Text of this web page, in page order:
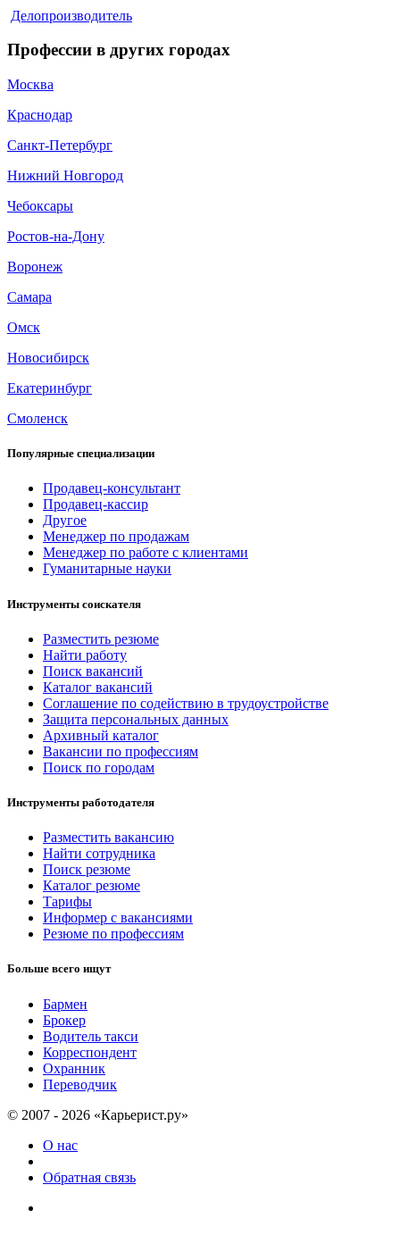
Делопроизводитель
Профессии в других городах
Москва
Краснодар
Санкт-Петербург
Нижний Новгород
Чебоксары
Ростов-на-Дону
Воронеж
Самара
Омск
Новосибирск
Екатеринбург
Смоленск
Популярные специализации
Продавец-консультант
Продавец-кассир
Другое
Менеджер по продажам
Менеджер по работе с клиентами
Гуманитарные науки
Инструменты соискателя
Разместить резюме
Найти работу
Поиск вакансий
Каталог вакансий
Соглашение по содействию в трудоустройстве
Защита персональных данных
Архивный каталог
Вакансии по профессиям
Поиск по городам
Инструменты работодателя
Разместить вакансию
Найти сотрудника
Поиск резюме
Каталог резюме
Тарифы
Информер с вакансиями
Резюме по профессиям
Больше всего ищут
Бармен
Брокер
Водитель такси
Корреспондент
Охранник
Переводчик
© 2007 - 2026 «Карьерист.ру»
О нас
Обратная связь